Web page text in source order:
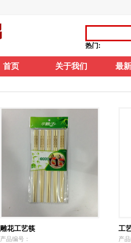
热门:
首页 关于我们 最
雕花工艺筷
产品编号：
工
产